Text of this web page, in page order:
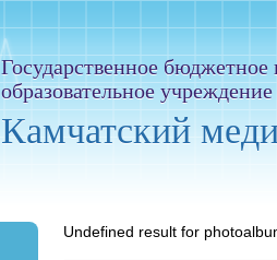
Государственное
образовательное
Камчатский
Undefined result for